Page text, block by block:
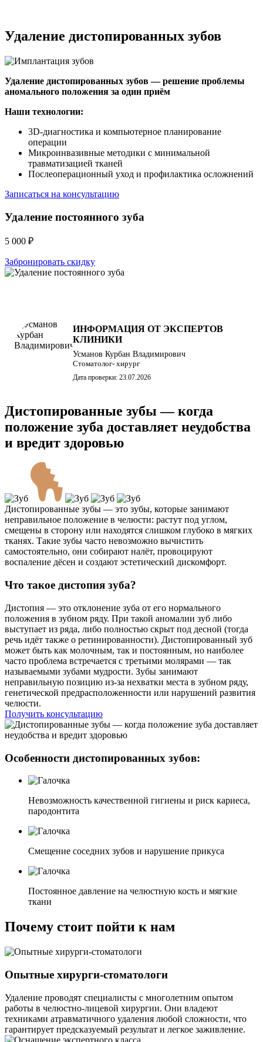
Удаление дистопированных зубов
Удаление дистопированных зубов — решение проблемы
аномального положения за один приём
Наши технологии:
3D-диагностика и компьютерное планирование
операции
Микроинвазивные методики с минимальной
травматизацией тканей
Послеоперационный уход и профилактика осложнений
Записаться на консультацию
Удаление постоянного зуба
5 000 ₽
Забронировать скидку
ИНФОРМАЦИЯ ОТ ЭКСПЕРТОВ
КЛИНИКИ
Усманов Курбан Владимирович
Стоматолог- хирург
Дата проверки: 23.07.2026
Дистопированные зубы — когда
положение зуба доставляет неудобства
и вредит здоровью
Дистопированные зубы — это зубы, которые занимают
неправильное положение в челюсти: растут под углом,
смещены в сторону или находятся слишком глубоко в мягких
тканях. Такие зубы часто невозможно вычистить
самостоятельно, они собирают налёт, провоцируют
воспаление дёсен и создают эстетический дискомфорт.
Что такое дистопия зуба?
Дистопия — это отклонение зуба от его нормального
положения в зубном ряду. При такой аномалии зуб либо
выступает из ряда, либо полностью скрыт под десной (тогда
речь идёт также о ретинированности). Дистопированный зуб
может быть как молочным, так и постоянным, но наиболее
часто проблема встречается с третьими молярами — так
называемыми зубами мудрости. Зубы занимают
неправильную позицию из-за нехватки места в зубном ряду,
генетической предрасположенности или нарушений развития
челюсти.
Получить консультацию
Особенности дистопированных зубов:
Невозможность качественной гигиены и риск кариеса,
пародонтита
Смещение соседних зубов и нарушение прикуса
Постоянное давление на челюстную кость и мягкие
ткани
Почему стоит пойти к нам
Опытные хирурги-стоматологи
Удаление проводят специалисты с многолетним опытом
работы в челюстно-лицевой хирургии. Они владеют
техниками атравматичного удаления любой сложности, что
гарантирует предсказуемый результат и легкое заживление.